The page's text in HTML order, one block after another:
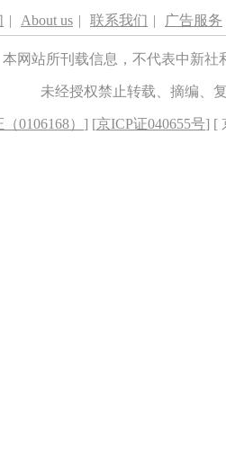
| About us | 联系我们 | 广告服务
本网站所刊载信息，不代表中新
未经授权禁止转载、摘编、
0106168） ] [京ICP证040655号] [